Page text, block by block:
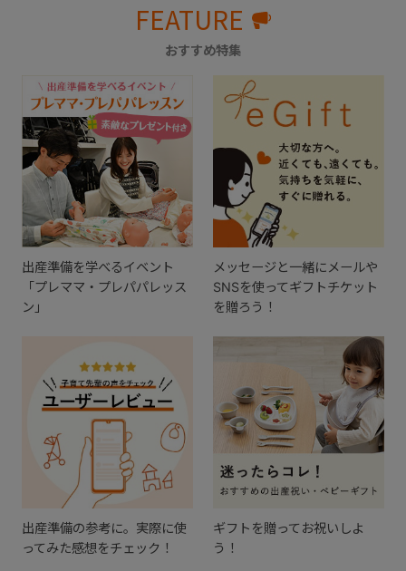
FEATURE
おすすめ特集
出産準備を学べるイベント
「プレママ・プレパパレッス
ン」
メッセージと一緒にメールや
SNSを使ってギフトチケット
を贈ろう！
出産準備の参考に。実際に使
ってみた感想をチェック！
ギフトを贈ってお祝いしよ
う！